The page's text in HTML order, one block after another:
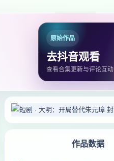
原始作品
去抖音观看
查看合集更新与评论互动
作品数据